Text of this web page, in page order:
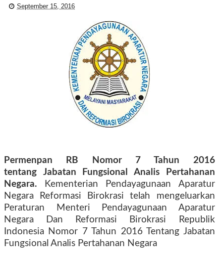
September 15, 2016
Permenpan RB Nomor 7 Tahun 2016
tentang Jabatan Fungsional Analis Pertahanan
Negara.
Kementerian Pendayagunaan Aparatur
Negara Reformasi Birokrasi telah mengeluarkan
Peraturan Menteri Pendayagunaan Aparatur
Negara Dan Reformasi Birokrasi Republik
Indonesia Nomor 7 Tahun 2016 Tentang Jabatan
Fungsional Analis Pertahanan Negara